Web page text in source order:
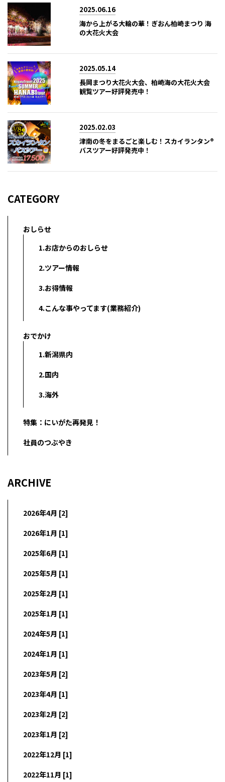
2025.06.16
海から上がる大輪の華！ぎおん柏崎まつり 海
の大花火大会
2025.05.14
長岡まつり大花火大会、柏崎海の大花火大会
観覧ツアー好評発売中！
2025.02.03
津南の冬をまるごと楽しむ！スカイランタン®
バスツアー好評発売中！
CATEGORY
おしらせ
1.お店からのおしらせ
2.ツアー情報
3.お得情報
4.こんな事やってます(業務紹介)
おでかけ
1.新潟県内
2.国内
3.海外
特集：にいがた再発見！
社員のつぶやき
ARCHIVE
2026年4月 [2]
2026年1月 [1]
2025年6月 [1]
2025年5月 [1]
2025年2月 [1]
2025年1月 [1]
2024年5月 [1]
2024年1月 [1]
2023年5月 [2]
2023年4月 [1]
2023年2月 [2]
2023年1月 [2]
2022年12月 [1]
2022年11月 [1]